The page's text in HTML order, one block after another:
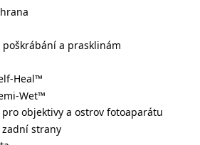
a prasklinám
Heal™
Wet™
objektivy a ostrov fotoaparátu
strany